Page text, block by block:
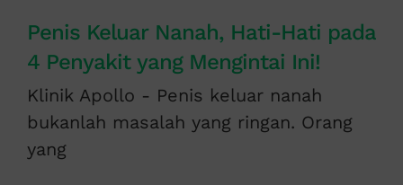
Penis Keluar Nanah, Hati-Hati pada
4 Penyakit yang Mengintai Ini!
Klinik Apollo - Penis keluar nanah
bukanlah masalah yang ringan. Orang
yang